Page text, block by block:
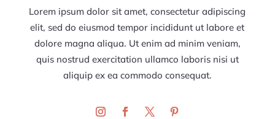
Lorem ipsum dolor sit amet, consectetur adipiscing
elit, sed do eiusmod tempor incididunt ut labore et
dolore magna aliqua. Ut enim ad minim veniam,
quis nostrud exercitation ullamco laboris nisi ut
aliquip ex ea commodo consequat.